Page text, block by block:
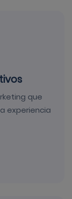
que
experiencia